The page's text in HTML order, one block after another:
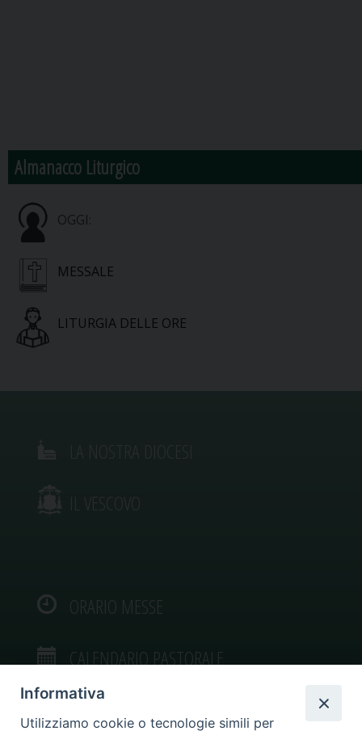
Almanacco Liturgico
OGGI:
MESSALE
LITURGIA DELLE ORE
IL VESCOVO
ORARIO MESSE
CALENDARIO PASTORALE
Informativa
Utilizziamo cookie o tecnologie simili per